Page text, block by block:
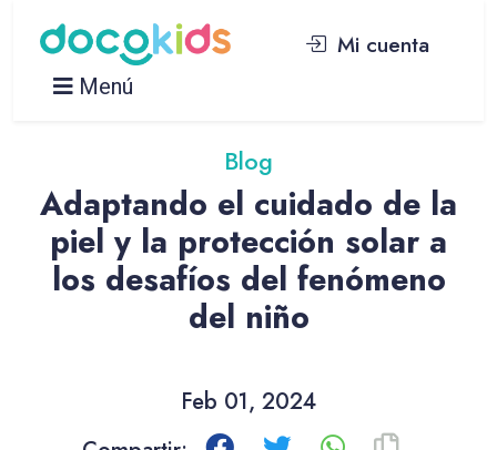
Mi cuenta
Menú
Blog
Adaptando el cuidado de la
piel y la protección solar a
los desafíos del fenómeno
del niño
Feb 01, 2024